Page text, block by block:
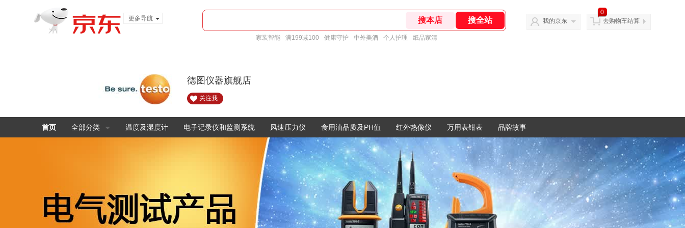
更多导航
家装智能 满199减100 健康守护 中外美酒 个人护理 纸品家清
我的京东
0
去购物车结算
德图仪器旗舰店
关注我
首页 全部分类 温度及湿度计 电子记录仪和监测系统 风速压力仪 食用油品质及PH值 红外热像仪 万用表钳表 品牌故事